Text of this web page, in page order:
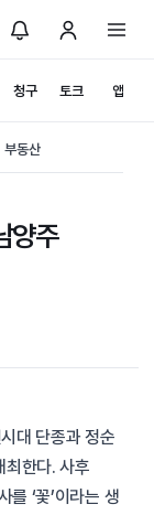
청구 토크 앱
부동산
양주
대 단종과 정순
최한다. 사후
‘꽃’이라는 생